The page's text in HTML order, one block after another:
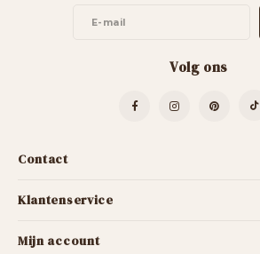
Contact
Volg ons
Klantenservice
Mijn account